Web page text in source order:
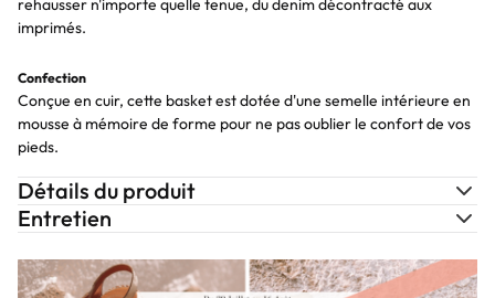
rehausser n'importe quelle tenue, du denim décontracté aux
imprimés.
Confection
Conçue en cuir, cette basket est dotée d'une semelle intérieure en
mousse à mémoire de forme pour ne pas oublier le confort de vos
pieds.
Détails du produit
Entretien